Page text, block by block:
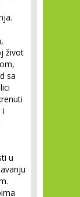
život
sa
i
u